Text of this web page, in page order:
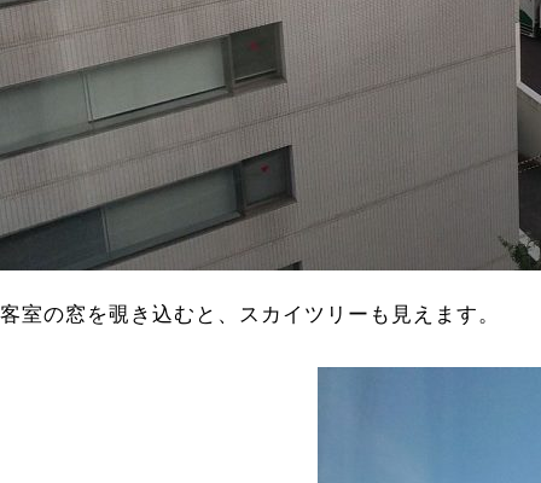
客室の窓を覗き込むと、スカイツリーも見えます。